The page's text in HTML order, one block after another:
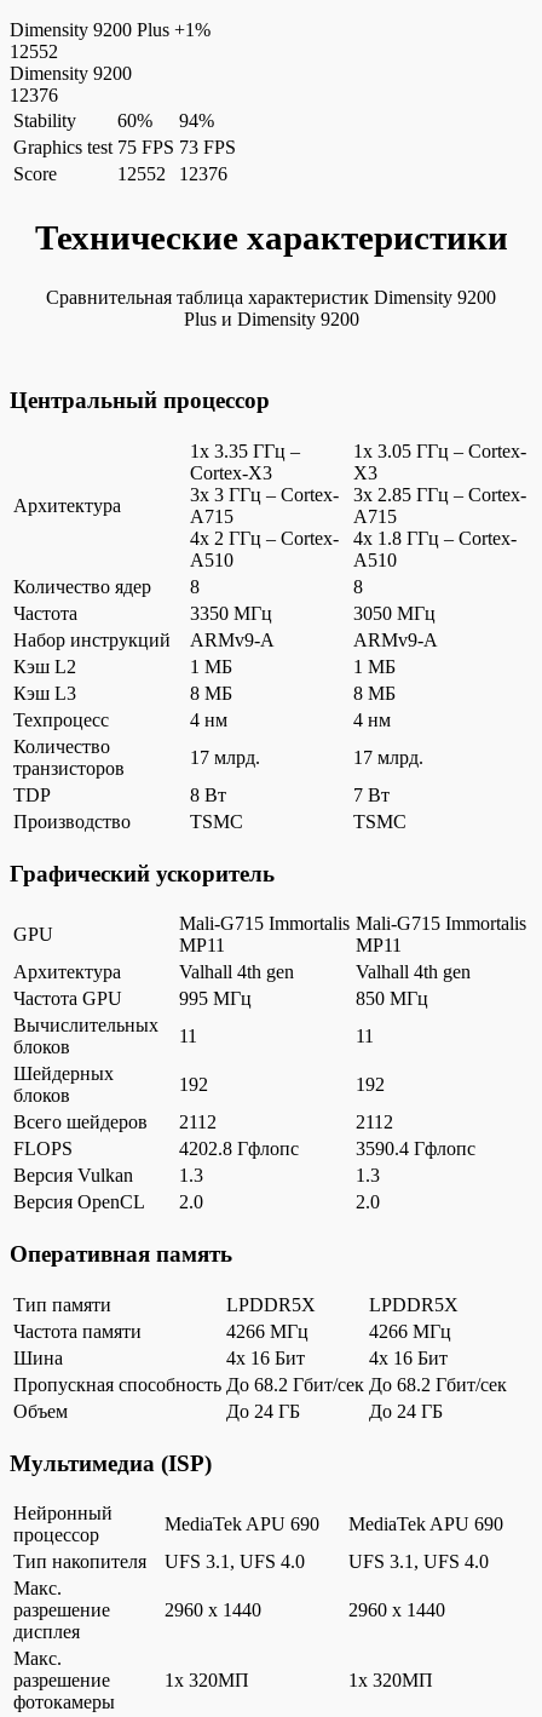
Dimensity 9200 Plus +1%
12552
Dimensity 9200
12376
Stability
60%
94%
Graphics test 75 FPS 73 FPS
Score
12552 12376
Технические характеристики
Сравнительная таблица характеристик Dimensity 9200
Plus и Dimensity 9200
Центральный процессор
Архитектура
1x 3.35 ГГц –
Cortex-X3
3x 3 ГГц – Cortex-
A715
4x 2 ГГц – Cortex-
A510
1x 3.05 ГГц – Cortex-
X3
3x 2.85 ГГц – Cortex-
A715
4x 1.8 ГГц – Cortex-
A510
Количество ядер
8
8
Частота
3350 МГц
3050 МГц
Набор инструкций
ARMv9-A
ARMv9-A
Кэш L2
1 МБ
1 МБ
Кэш L3
8 МБ
8 МБ
Техпроцесс
4 нм
4 нм
Количество
транзисторов
17 млрд.
17 млрд.
TDP
8 Вт
7 Вт
Производство
TSMC TSMC
Графический ускоритель
GPU
Mali-G715 Immortalis
MP11
Mali-G715 Immortalis
MP11
Архитектура
Valhall 4th gen
Valhall 4th gen
Частота GPU
995 МГц
850 МГц
Вычислительных
блоков
11
11
Шейдерных
блоков
192
192
Всего шейдеров
2112
2112
FLOPS
4202.8 Гфлопс
3590.4 Гфлопс
Версия Vulkan
1.3
1.3
Версия OpenCL
2.0 2.0
Оперативная память
Тип памяти LPDDR5X
LPDDR5X
Частота памяти
4266 МГц
4266 МГц
Шина
4x 16 Бит
4x 16 Бит
Пропускная способность До 68.2 Гбит/сек До 68.2 Гбит/сек
Объем
До 24 ГБ До 24 ГБ
Мультимедиа (ISP)
Нейронный
процессор
MediaTek APU 690
MediaTek APU 690
Тип накопителя
UFS 3.1, UFS 4.0
UFS 3.1, UFS 4.0
Макс.
разрешение
дисплея
2960 x 1440 2960 x 1440
Макс.
разрешение
фотокамеры
1x 320МП 1x 320МП